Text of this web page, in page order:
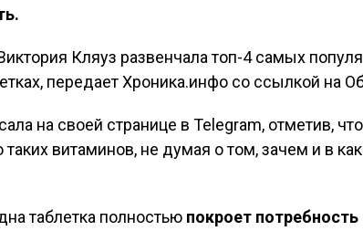
Кляуз развенчала топ-4 самых
передает Хроника.инфо со ссылкой на
на своей странице в Telegram, отметив,
витаминов, не думая о том, зачем и в
таблетка полностью покроет потребность